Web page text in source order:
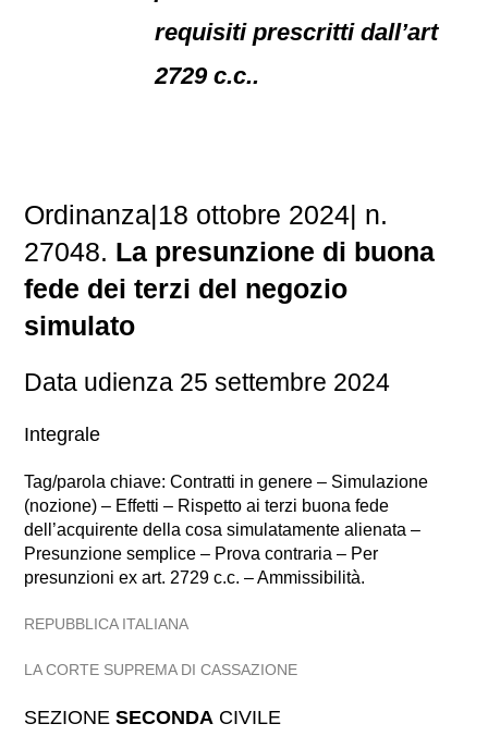
requisiti prescritti dall’art
2729 c.c..
Ordinanza|18 ottobre 2024| n.
27048. La presunzione di buona
fede dei terzi del negozio
simulato
Data udienza 25 settembre 2024
Integrale
Tag/parola chiave: Contratti in genere – Simulazione
(nozione) – Effetti – Rispetto ai terzi buona fede
dell’acquirente della cosa simulatamente alienata –
Presunzione semplice – Prova contraria – Per
presunzioni ex art. 2729 c.c. – Ammissibilità.
REPUBBLICA ITALIANA
LA CORTE SUPREMA DI CASSAZIONE
SEZIONESECONDA CIVILE